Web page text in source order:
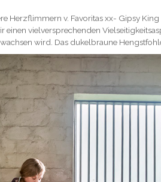
Herzflimmern v. Favoritas xx- Gipsy
einen vielversprechenden
wird. Das dukelbraune